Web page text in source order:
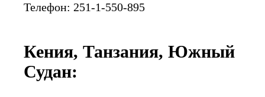
Телефон: 251-1-550-895
Кения, Танзания, Южный
Судан: